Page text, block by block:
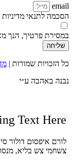
email
הסכמה לתנאי
במסירת פרטיך, הנך
שליחה
כל הזכויות שמורות |
נבנה באהבה ע״י
Text Here
לורם איפסום דולור
צשחמי צש בליא,